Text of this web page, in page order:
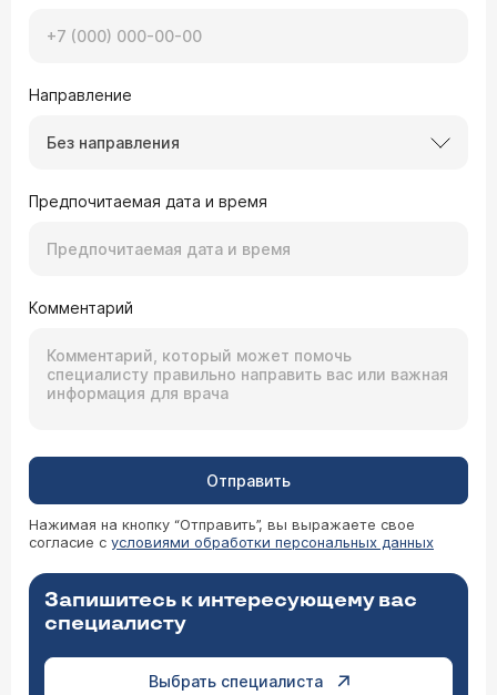
Направление
Без направления
Предпочитаемая дата и время
Комментарий
Отправить
Нажимая на кнопку “Отправить”, вы выражаете свое
согласие с условиями обработки персональных данных
Запишитесь к интересующему вас
специалисту
Выбрать специалиста